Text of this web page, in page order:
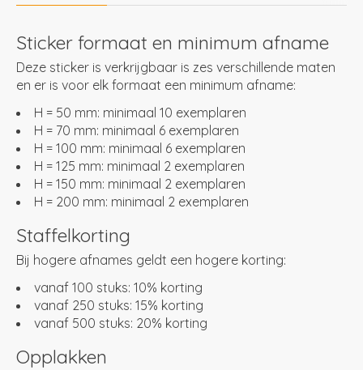
Sticker formaat en minimum afname
Deze sticker is verkrijgbaar is zes verschillende maten
en er is voor elk formaat een minimum afname:
H = 50 mm: minimaal 10 exemplaren
H = 70 mm: minimaal 6 exemplaren
H = 100 mm: minimaal 6 exemplaren
H = 125 mm: minimaal 2 exemplaren
H = 150 mm: minimaal 2 exemplaren
H = 200 mm: minimaal 2 exemplaren
Staffelkorting
Bij hogere afnames geldt een hogere korting:
vanaf 100 stuks: 10% korting
vanaf 250 stuks: 15% korting
vanaf 500 stuks: 20% korting
Opplakken